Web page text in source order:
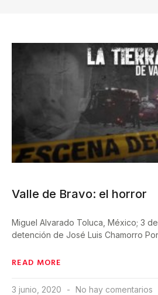
Valle de Bravo: el horror
Miguel Alvarado Toluca, México; 3
detención de José Luis Chamorro
READ MORE
3 junio, 2020 No hay comentarios